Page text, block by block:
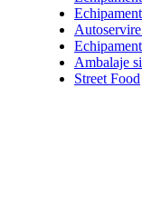
Ambalaje
Street Food